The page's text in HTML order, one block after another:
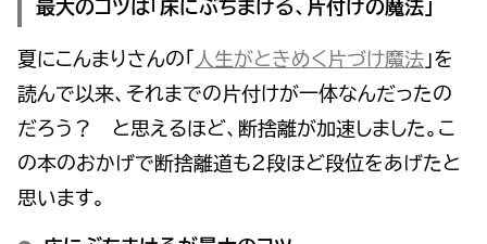
最大のコツは「床にぶちまける、片付けの魔法」
夏にこんまりさんの「 人生がときめく片づけ魔法 」を
読んで以来、それまでの片付けが一体なんだったの
だろう？ と思えるほど、断捨離が加速しました。こ
の本のおかげで断捨離道も２段ほど段位をあげたと
思います。